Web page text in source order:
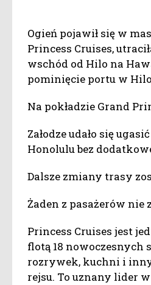
Ogień pojawił się w
Princess Cruises,
wschód od Hilo na
pominięcie portu w
Na pokładzie Grand
Załodze udało się
Honolulu bez
Dalsze zmiany trasy
Żaden z pasażerów nie
Princess Cruises jest
flotą 18
rozrywek, kuchni i
rejsu. To uznany lider